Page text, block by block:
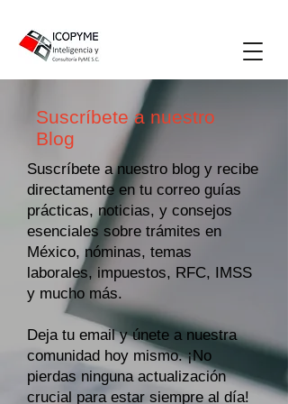
Suscríbete a nuestro
Blog
Suscríbete a nuestro blog y recibe
directamente en tu correo guías
prácticas, noticias, y consejos
esenciales sobre trámites en
México, nóminas, temas
laborales, impuestos, RFC, IMSS
y mucho más.
Deja tu email y únete a nuestra
comunidad hoy mismo. ¡No
pierdas ninguna actualización
crucial para estar siempre al día!